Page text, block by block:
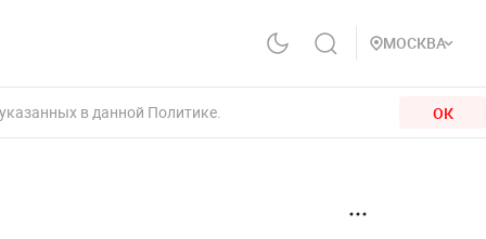
МОСКВА
в данной Политике. ОК